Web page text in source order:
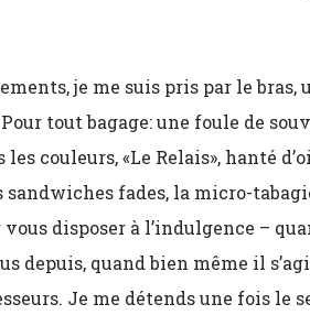
je me suis pris par le bras,
tout bagage: une foule de
couleurs, «Le Relais», hanté
sandwiches fades, la micro-
disposer à l’indulgence –
depuis, quand bien même il
Je me détends une fois le